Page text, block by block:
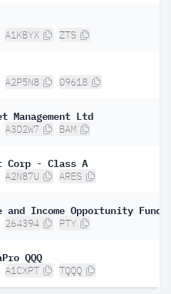
A1KBYX ZTS
A2P5N8 09618
Management Ltd
A3D2W7 BAM
Corp - Class A
A2N87U ARES
and Income Opportunity Fund
264394 PTY
QQQ
A1CXPT TQQQ